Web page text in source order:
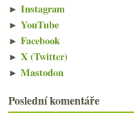
► Instagram
► YouTube
► Facebook
► X (Twitter)
► Mastodon
Poslední komentáře